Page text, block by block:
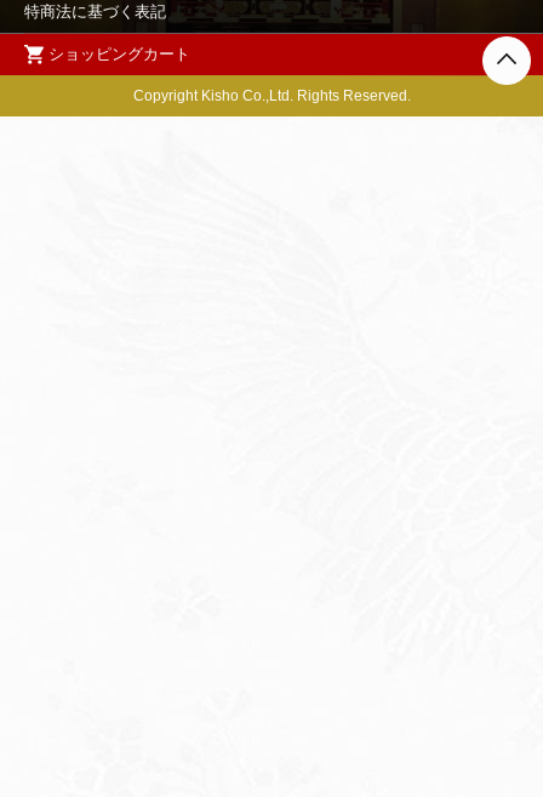
特商法に基づく表記
ショッピングカート
Copyright Kisho Co.,Ltd. Rights Reserved.